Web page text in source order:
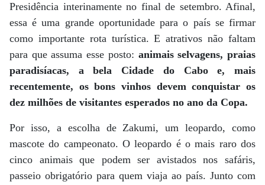
Presidência interinamente no final de setembro. Afinal,
essa é uma grande oportunidade para o país se firmar
como importante rota turística. E atrativos não faltam
para que assuma esse posto: animais selvagens, praias
paradisíacas, a bela Cidade do Cabo e, mais
recentemente, os bons vinhos devem conquistar os
dez milhões de visitantes esperados no ano da Copa.
Por isso, a escolha de Zakumi, um leopardo, como
mascote do campeonato. O leopardo é o mais raro dos
cinco animais que podem ser avistados nos safáris,
passeio obrigatório para quem viaja ao país. Junto com